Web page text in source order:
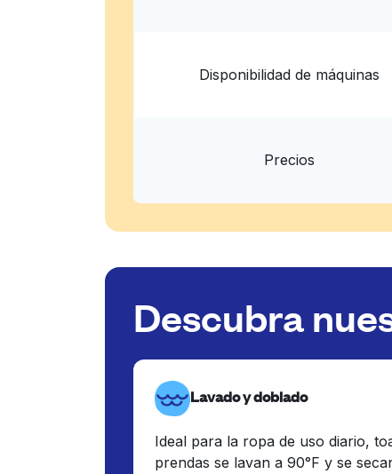
Disponibilidad de máquinas
Precios
Descubra
Lavado y doblado
Ideal para la ropa de uso diario,
prendas se lavan a 90°F y se